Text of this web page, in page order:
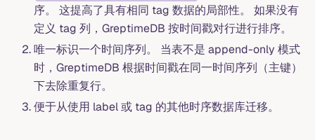
序。 这提高了具有相同 tag 数据的局部性。 如果没有
定义 tag 列，GreptimeDB 按时间戳对行进行排序。
唯一标识一个时间序列。 当表不是 append-only 模式
时，GreptimeDB 根据时间戳在同一时间序列（主键）
下去除重复行。
便于从使用 label 或 tag 的其他时序数据库迁移。